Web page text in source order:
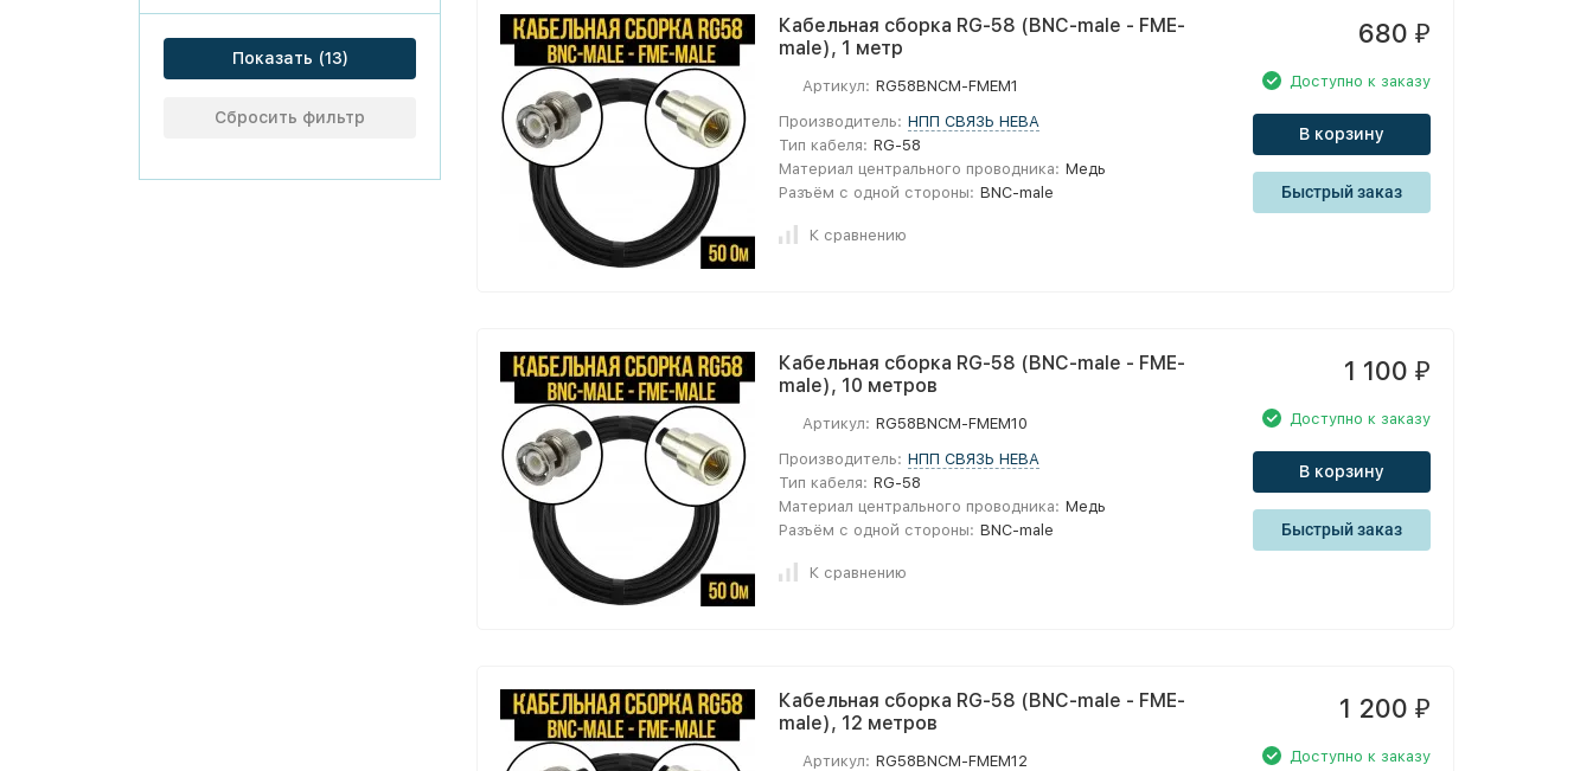
Кабельная сборка RG-58 (BNC-male - FME-
male), 1 метр
Артикул: RG58BNCM-FMEM1
Производитель: НПП СВЯЗЬ НЕВА
Тип кабеля: RG-58
Материал центрального проводника: Медь
Разъём с одной стороны: BNC-male
К сравнению
680 ₽
Доступно к заказу
В корзину
Быстрый заказ
Кабельная сборка RG-58 (BNC-male - FME-
male), 10 метров
Артикул: RG58BNCM-FMEM10
Производитель: НПП СВЯЗЬ НЕВА
Тип кабеля: RG-58
Материал центрального проводника: Медь
Разъём с одной стороны: BNC-male
К сравнению
1 100 ₽
Доступно к заказу
В корзину
Быстрый заказ
Кабельная сборка RG-58 (BNC-male - FME-
male), 12 метров
Артикул: RG58BNCM-FMEM12
1 200 ₽
Доступно к заказу
Показать
Сбросить фильтр